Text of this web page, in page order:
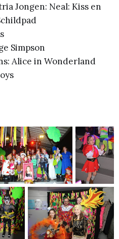
Jongen: Neal: Kiss en
Simpson
Alice in Wonderland